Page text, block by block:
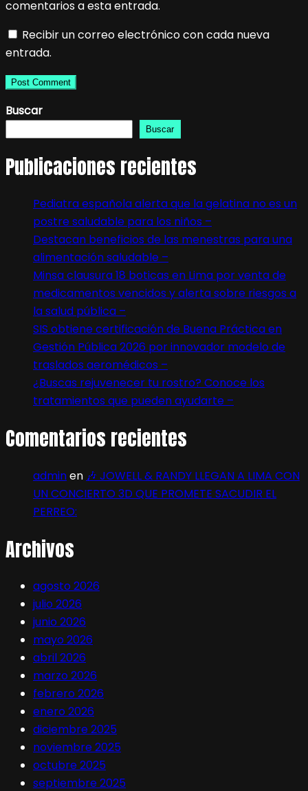
comentarios a esta entrada.
Recibir un correo electrónico con cada nueva
entrada.
Buscar
Buscar
Publicaciones recientes
Pediatra española alerta que la gelatina no es un
postre saludable para los niños –
Destacan beneficios de las menestras para una
alimentación saludable –
Minsa clausura 18 boticas en Lima por venta de
medicamentos vencidos y alerta sobre riesgos a
la salud pública –
SIS obtiene certificación de Buena Práctica en
Gestión Pública 2026 por innovador modelo de
traslados aeromédicos –
¿Buscas rejuvenecer tu rostro? Conoce los
tratamientos que pueden ayudarte –
Comentarios recientes
adminen 🎶 JOWELL & RANDY LLEGAN A LIMA CON
UN CONCIERTO 3D QUE PROMETE SACUDIR EL
PERREO:
Archivos
agosto 2026
julio 2026
junio 2026
mayo 2026
abril 2026
marzo 2026
febrero 2026
enero 2026
diciembre 2025
noviembre 2025
octubre 2025
septiembre 2025